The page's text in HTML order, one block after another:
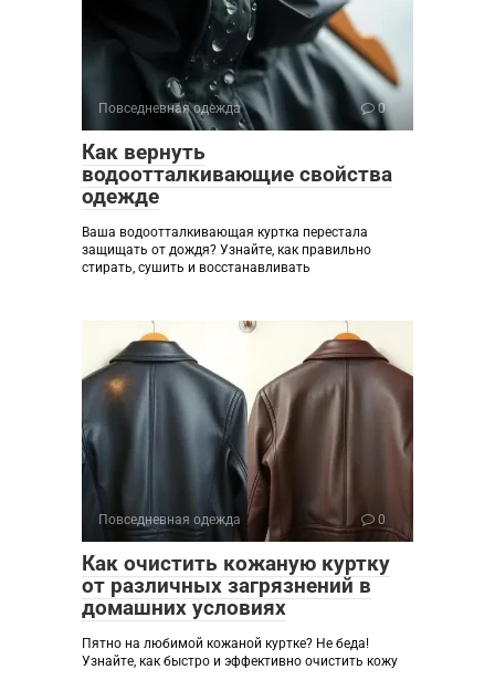
Повседневная одежда 0
Как вернуть
водоотталкивающие свойства
одежде
Ваша водоотталкивающая куртка перестала
защищать от дождя? Узнайте, как правильно
стирать, сушить и восстанавливать
Повседневная одежда 0
Как очистить кожаную куртку
от различных загрязнений в
домашних условиях
Пятно на любимой кожаной куртке? Не беда!
Узнайте, как быстро и эффективно очистить кожу